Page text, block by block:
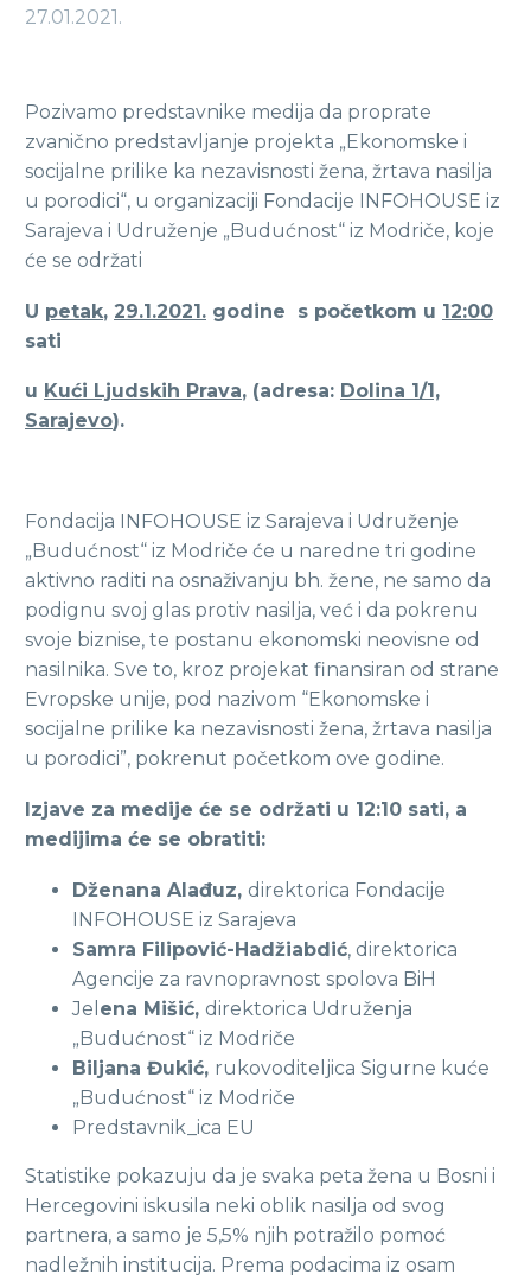
27.01.2021.
Pozivamo predstavnike medija da proprate
zvanično predstavljanje projekta „Ekonomske i
socijalne prilike ka nezavisnosti žena, žrtava nasilja
u porodici“, u organizaciji Fondacije INFOHOUSE iz
Sarajeva i Udruženje „Budućnost“ iz Modriče, koje
će se održati
U petak, 29.1.2021. godine s početkom u 12:00
sati
u Kući Ljudskih Prava, (adresa: Dolina 1/1,
Sarajevo).
Fondacija INFOHOUSE iz Sarajeva i Udruženje
„Budućnost“ iz Modriče će u naredne tri godine
aktivno raditi na osnaživanju bh. žene, ne samo da
podignu svoj glas protiv nasilja, već i da pokrenu
svoje biznise, te postanu ekonomski neovisne od
nasilnika. Sve to, kroz projekat finansiran od strane
Evropske unije, pod nazivom “Ekonomske i
socijalne prilike ka nezavisnosti žena, žrtava nasilja
u porodici”, pokrenut početkom ove godine.
Izjave za medije će se održati u 12:10 sati, a
medijima će se obratiti:
Dženana Alađuz, direktorica Fondacije
INFOHOUSE iz Sarajeva
Samra Filipović-Hadžiabdić, direktorica
Agencije za ravnopravnost spolova BiH
Jel ena Mišić, direktorica Udruženja
„Budućnost“ iz Modriče
Biljana Đukić, rukovoditeljica Sigurne kuće
„Budućnost“ iz Modriče
Predstavnik_ica EU
Statistike pokazuju da je svaka peta žena u Bosni i
Hercegovini iskusila neki oblik nasilja od svog
partnera, a samo je 5,5% njih potražilo pomoć
nadležnih institucija. Prema podacima iz osam